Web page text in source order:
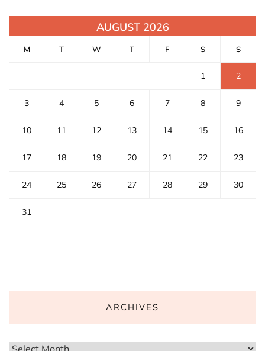
AUGUST 2026
M T W T F S S
1 2
3 4 5 6 7 8 9
10 11 12 13 14 15 16
17 18 19 20 21 22 23
24 25 26 27 28 29 30
31
ARCHIVES
Archives